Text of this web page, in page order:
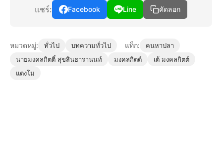
แชร์: Facebook Line คัดลอก
หมวดหมู่: ทั่วไป บทความทั่วไป แท็ก:
คนหาปลา
นายมงคลกิตติ์ สุขสินธารานนท์
มงคลกิตต์
เต้ มงคลกิตต์
แตงโม